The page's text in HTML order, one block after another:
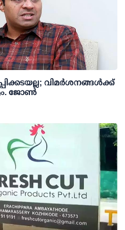
വിമര്‍ശനങ്ങള്‍ക്ക്
ജോണ്‍